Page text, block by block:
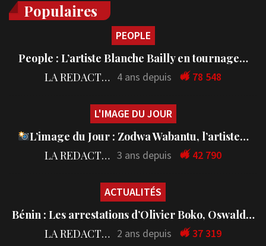
Populaires
PEOPLE
People : L’artiste Blanche Bailly en tournage…
LA REDACTION 4 ans depuis 78 548
L'IMAGE DU JOUR
L’image du Jour : Zodwa Wabantu, l’artiste…
LA REDACTION 3 ans depuis 42 790
ACTUALITÉS
Bénin : Les arrestations d’Olivier Boko, Oswald…
LA REDACTION 2 ans depuis 37 319